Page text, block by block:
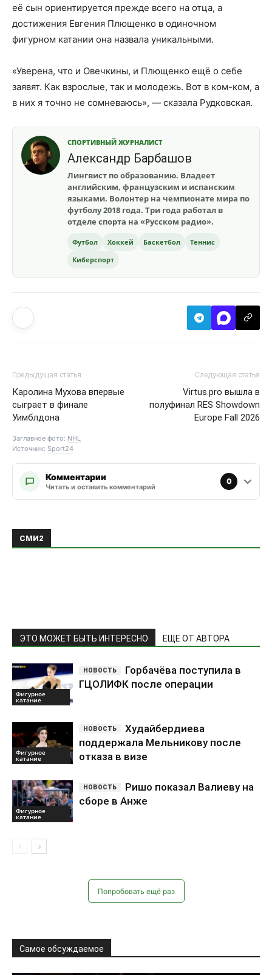
её сын ориентируется прежде всего на отца, а
достижения Евгения Плющенко в одиночном
фигурном катании она назвала уникальными.
«Уверена, что и Овечкины, и Плющенко ещё о себе
заявят. Как взрослые, так и молодежь. Вот в ком-ком, а
в них я точно не сомневаюсь», — сказала Рудковская.
СПОРТИВНЫЙ ЖУРНАЛИСТ
Александр Барбашов
Лингвист по образованию. Владеет
английским, французским и испанским
языками. Волонтер на чемпионате мира по
футболу 2018 года. Три года работал в
отделе спорта на «Русском радио».
Футбол Хоккей Баскетбол
Теннис
Киберспорт
Предыдущая статья
Каролина Мухова впервые
сыграет в финале
Уимблдона
Следующая статья
Virtus.pro вышла в
полуфинал RES Showdown
Europe Fall 2026
Заглавное фото: NHL
Источник: Sport24
Комментарии
Читать и оставить комментарий
0
Фигурное
катание
поддержала Мельникову после
отказа в визе
Фигурное
катание
Ришо показал Валиеву на
сборе в Анже